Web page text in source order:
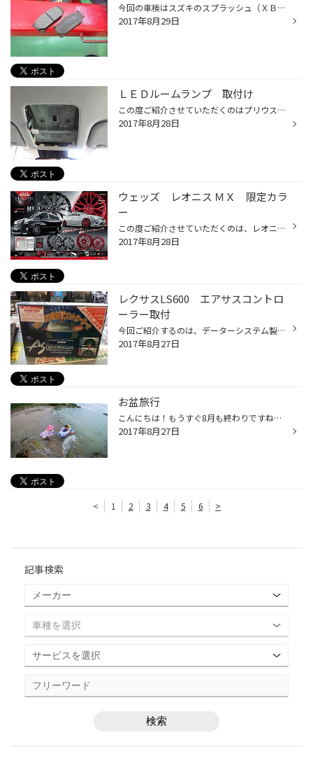
今回の車検はスズキのスプラッシュ（ＸＢ32）になります。 距離はそれほど乗ってはいないのですが、雪国地方で使用されていたのもあり 下回りのさびがでてしまい 前のブレーキローターがうまくブレーキパッドと密着されていなくて ブレーキパッドが段付き摩耗していました。 上の写真が段付き摩耗し...
2017年8月29日
ＬＥＤルームランプ 取付け
この度ご紹介させていただくのはプリウスの ルームランプ交換です。 専用設計になっていましてポン付け仕様で したが、フロントのみ苦戦してしまいました。。。 ピッタリすぎてルームランプのスイッチが押 せなくお時間をおかけしてしまいました↓↓ 峯尾スタッフにもお手伝いしてもらいなんと か終え...
2017年8月28日
ウェッズ レオニス ＭＸ 限定カラ
ー
この度ご紹介させていただくのは、レオニス ＭＸ 限定カラー：ＥＭＣ/ＢＫとＲＥＤになります★ 限定５００台になりまして、今回担当の営業者が お持ちになりましたのがＲＥＤのホイールになります。 写真だと微妙でしたが実物はきれいなＲＥＤでして ドレスＵＰ車にもしかしたら合うかも？！しれま...
2017年8月28日
レクサスLS600 エアサスコントロ
ーラー取付
今回ご紹介するのは、データーシステム製のエアサスコントローラー の取付です。純正のエアサスを生かしてコントローラーを取付することに より車高を下げることもでき純正車高まで上げることも出来る優れものです。 今回は同時にお持ちのBBSのアルミも装着して、大人仕様のLSに仕上がりました。 も...
2017年8月27日
お盆旅行
こんにちは！もうすぐ8月も終わりですね。 4日間ほどお盆に休みを頂いて毎年恒例の京都旅行に 兄家族とともに行ってきました！ 今年は天気がいまいちだったのでが、1日目は海にも なんとか入れて海辺でBBQも出来たり なんだかんだ満喫できました！ 2日目は1日雨だったので宿泊する施設にあるプール...
2017年8月27日
< 1 2 3 4 5 6 >
記事検索